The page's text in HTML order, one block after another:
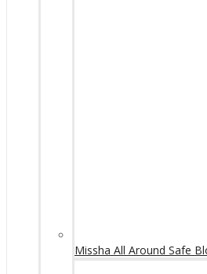
Missha All Around Safe